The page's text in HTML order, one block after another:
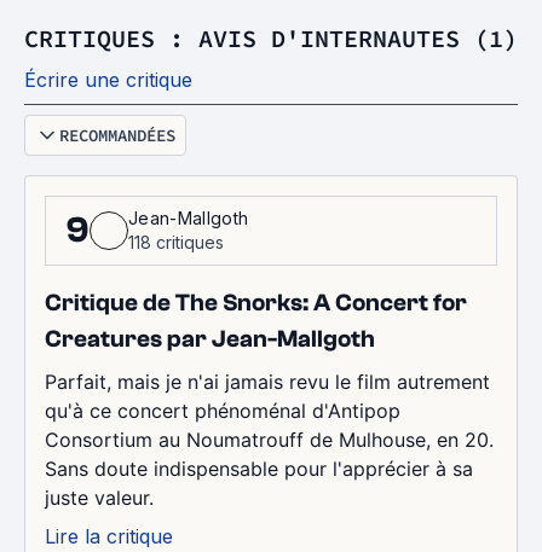
CRITIQUES : AVIS D'INTERNAUTES (1)
Écrire une critique
RECOMMANDÉES
9
Jean-Mallgoth
118 critiques
Critique de The Snorks: A Concert for
Creatures par Jean-Mallgoth
Parfait, mais je n'ai jamais revu le film autrement
qu'à ce concert phénoménal d'Antipop
Consortium au Noumatrouff de Mulhouse, en 20.
Sans doute indispensable pour l'apprécier à sa
juste valeur.
Lire la critique